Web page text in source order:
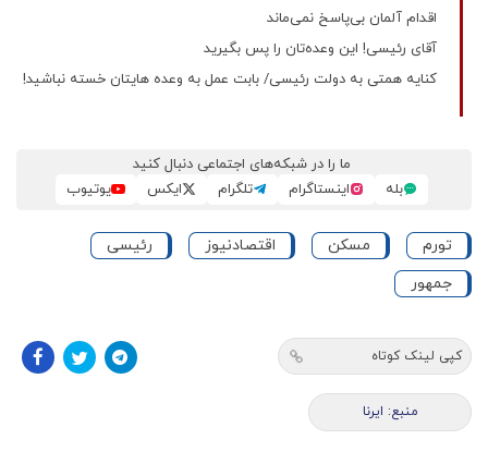
اقدام آلمان بی‌پاسخ نمی‌ماند
آقای رئیسی! این وعده‌تان را پس بگیرید
کنایه همتی به دولت رئیسی/ بابت عمل به وعده هایتان خسته نباشید!
ما را در شبکه‌های اجتماعی دنبال کنید
بله
اینستاگرام تلگرام ایکس یوتیوب
تورم مسکن اقتصادنیوز
رئیسی
جمهور
کپی لینک کوتاه
منبع: ایرنا